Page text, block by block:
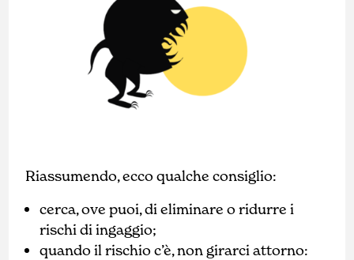
Riassumendo, ecco qualche consiglio:
cerca, ove puoi, di eliminare o ridurre i
rischi di ingaggio;
quando il rischio c’è, non girarci attorno: